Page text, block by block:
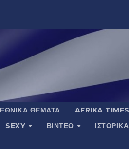
ΕΘΝΙΚΆ ΘΈΜΑΤΑ AFRIKA TIMES
SEXY ΒΙΝΤΕΟ
ΙΣΤΟΡΙΚΆ